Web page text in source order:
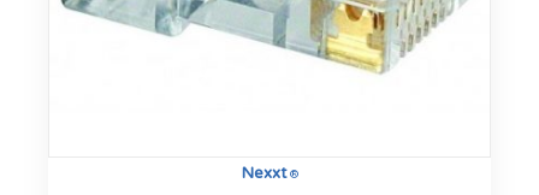
Nexxt®